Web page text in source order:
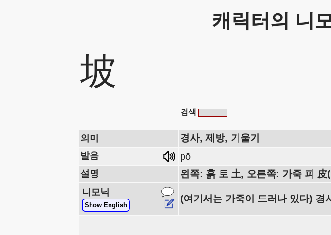
캐릭터의 니
坡
검색
의미 경사, 제방, 기울기
발음 pō
설명 왼쪽: 흙 토 土, 오른쪽: 가죽 피
니모닉
Show English
(여기서는 가죽이 드러나 있다) 경